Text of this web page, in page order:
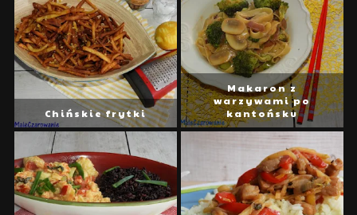
Chińskie frytki
Makaron z
warzywami po
kantońsku